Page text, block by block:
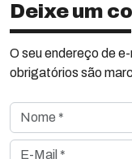
Deixe um
O seu endereço de
obrigatórios são
Nome *
E-Mail *